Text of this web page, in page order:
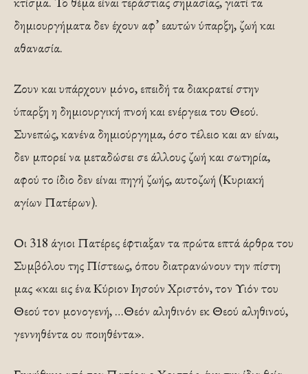
δημιουργήματα δεν έχουν αφ’ εαυτών ύπαρξη, ζωή και
αθανασία.
Ζουν και υπάρχουν μόνο, επειδή τα διακρατεί στην
ύπαρξη η δημιουργική πνοή και ενέργεια του Θεού.
Συνεπώς, κανένα δημιούργημα, όσο τέλειο και αν είναι,
δεν μπορεί να μεταδώσει σε άλλους ζωή και σωτηρία,
αφού το ίδιο δεν είναι πηγή ζωής, αυτοζωή (Κυριακή
αγίων Πατέρων).
Οι 318 άγιοι Πατέρες έφτιαξαν τα πρώτα επτά άρθρα του
Συμβόλου της Πίστεως, όπου διατρανώνουν την πίστη
μας «και εις ένα Κύριον Ιησούν Χριστόν, τον Υιόν του
Θεού τον μονογενή, …Θεόν αληθινόν εκ Θεού αληθινού,
γεννηθέντα ου ποιηθέντα».